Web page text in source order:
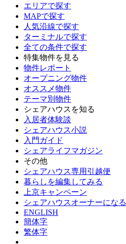
エリアで探す
MAPで探す
人気沿線で探す
ターミナルで探す
全ての条件で探す
特集物件を見る
物件レポート
オープニング物件
オススメ物件
テーマ別物件
シェアハウスを知る
入居者体験談
シェアハウス小説
入門ガイド
シェアライフマガジン
その他
シェアハウス専用引越便
暮らしを編集してみる
上京キャンペーン
シェアハウスオーナーになる
ENGLISH
簡体字
繁体字